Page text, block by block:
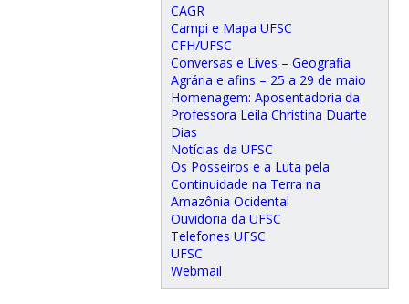
CAGR
Campi e Mapa UFSC
CFH/UFSC
Conversas e Lives – Geografia
Agrária e afins – 25 a 29 de maio
Homenagem: Aposentadoria da
Professora Leila Christina Duarte
Dias
Notícias da UFSC
Os Posseiros e a Luta pela
Continuidade na Terra na
Amazônia Ocidental
Ouvidoria da UFSC
Telefones UFSC
UFSC
Webmail